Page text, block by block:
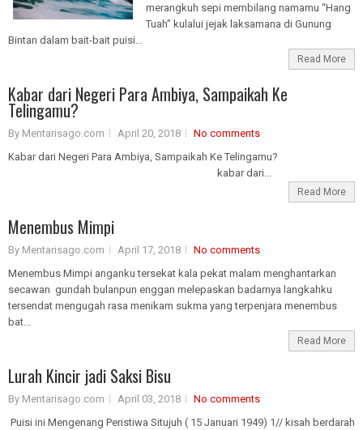
merangkuh sepi membilang namamu “Hang
Tuah” kulalui jejak laksamana di Gunung
Bintan dalam bait-bait puisi...
Read More
Kabar dari Negeri Para Ambiya, Sampaikah Ke
Telingamu?
By Mentarisago.com April 20, 2018
No comments
Kabar dari Negeri Para Ambiya, Sampaikah Ke Telingamu?
kabar dari...
Read More
Menembus Mimpi
By Mentarisago.com April 17, 2018
No comments
Menembus Mimpi anganku tersekat kala pekat malam menghantarkan
secawan gundah bulanpun enggan melepaskan badarnya langkahku
tersendat mengugah rasa menikam sukma yang terpenjara menembus
bat...
Read More
Lurah Kincir jadi Saksi Bisu
By Mentarisago.com April 03, 2018
No comments
Puisi ini Mengenang Peristiwa Situjuh ( 15 Januari 1949) 1// kisah berdarah